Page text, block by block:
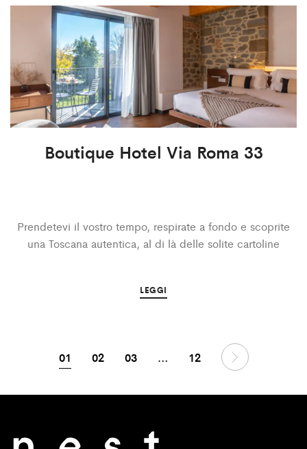
Boutique Hotel Via Roma 33
Prendetevi il vostro tempo, respirate a fondo e scoprite
una Toscana autentica, al di là delle solite cartoline
LEGGI
01 02 03 … 12